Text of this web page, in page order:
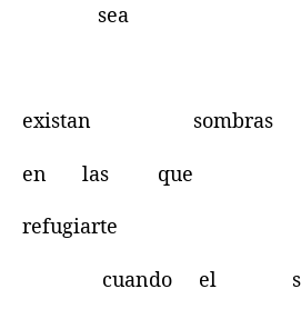
sea
que
existan sombras
en las que
refugiarte
cuando el